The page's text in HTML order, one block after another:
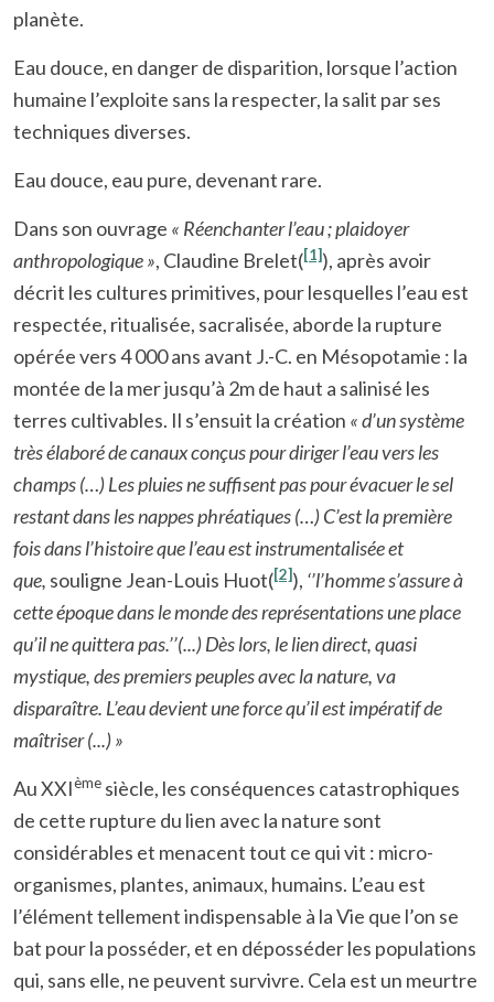
planète.
Eau douce, en danger de disparition, lorsque l’action
humaine l’exploite sans la respecter, la salit par ses
techniques diverses.
Eau douce, eau pure, devenant rare.
Dans son ouvrage « Réenchanter l’eau ; plaidoyer
anthropologique », Claudine Brelet([1]), après avoir
décrit les cultures primitives, pour lesquelles l’eau est
respectée, ritualisée, sacralisée, aborde la rupture
opérée vers 4 000 ans avant J.-C. en Mésopotamie : la
montée de la mer jusqu’à 2m de haut a salinisé les
terres cultivables. Il s’ensuit la création « d’un système
très élaboré de canaux conçus pour diriger l’eau vers les
champs (…) Les pluies ne suffisent pas pour évacuer le sel
restant dans les nappes phréatiques (…) C’est la première
fois dans l’histoire que l’eau est instrumentalisée et
que, souligne Jean-Louis Huot([2]), ‘’l’homme s’assure à
cette époque dans le monde des représentations une place
qu’il ne quittera pas.’’(...) Dès lors, le lien direct, quasi
mystique, des premiers peuples avec la nature, va
disparaître. L’eau devient une force qu’il est impératif de
maîtriser (...) »
Au XXIème siècle, les conséquences catastrophiques
de cette rupture du lien avec la nature sont
considérables et menacent tout ce qui vit : micro-
organismes, plantes, animaux, humains. L’eau est
l’élément tellement indispensable à la Vie que l’on se
bat pour la posséder, et en déposséder les populations
qui, sans elle, ne peuvent survivre. Cela est un meurtre